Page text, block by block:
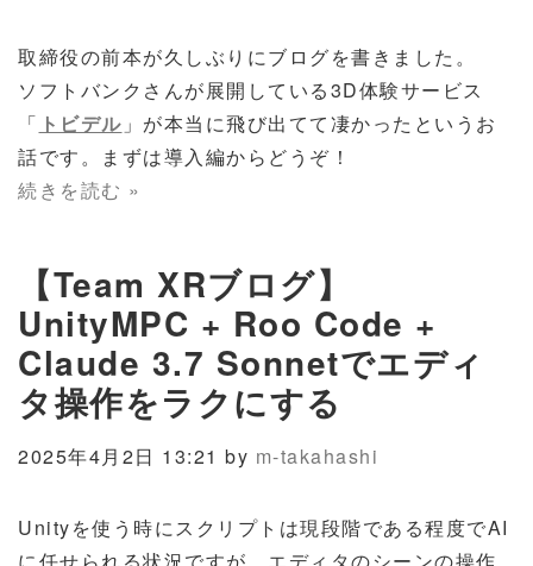
取締役の前本が久しぶりにブログを書きました。
ソフトバンクさんが展開している3D体験サービス
「 トビデル 」が本当に飛び出てて凄かったというお
話です。まずは導入編からどうぞ！
続きを読む »
【Team XRブログ】
UnityMPC + Roo Code +
Claude 3.7 Sonnetでエディ
タ操作をラクにする
2025年4月2日 13:21 by m-takahashi
Unityを使う時にスクリプトは現段階である程度でAI